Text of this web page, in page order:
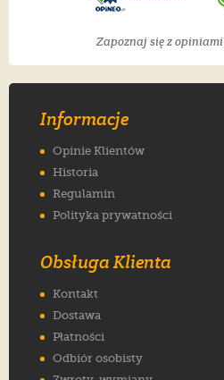
Zapoznaj się z
Informacje
Opinie Klientów
Historia
Regulamin
Polityka prywatności
Obsługa Klienta
Kontakt
Dostawa
Płatności
Odbiór osobisty